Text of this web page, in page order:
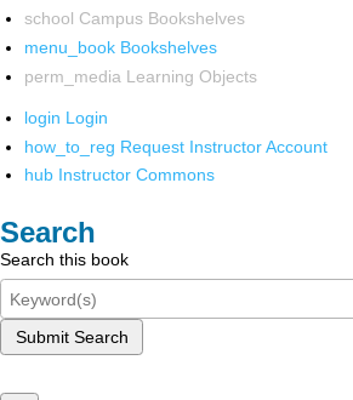
school Campus Bookshelves
menu_book Bookshelves
perm_media Learning Objects
login Login
how_to_reg Request Instructor Account
hub Instructor Commons
Search
Search this book
Submit Search